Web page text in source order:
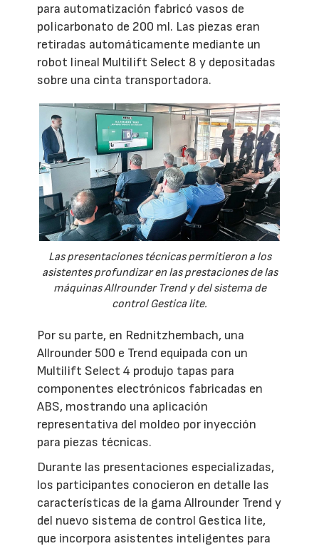
para automatización fabricó vasos de
policarbonato de 200 ml. Las piezas eran
retiradas automáticamente mediante un
robot lineal Multilift Select 8 y depositadas
sobre una cinta transportadora.
Las presentaciones técnicas permitieron a los
asistentes profundizar en las prestaciones de las
máquinas Allrounder Trend y del sistema de
control Gestica lite.
Por su parte, en Rednitzhembach, una
Allrounder 500 e Trend equipada con un
Multilift Select 4 produjo tapas para
componentes electrónicos fabricadas en
ABS, mostrando una aplicación
representativa del moldeo por inyección
para piezas técnicas.
Durante las presentaciones especializadas,
los participantes conocieron en detalle las
características de la gama Allrounder Trend y
del nuevo sistema de control Gestica lite,
que incorpora asistentes inteligentes para